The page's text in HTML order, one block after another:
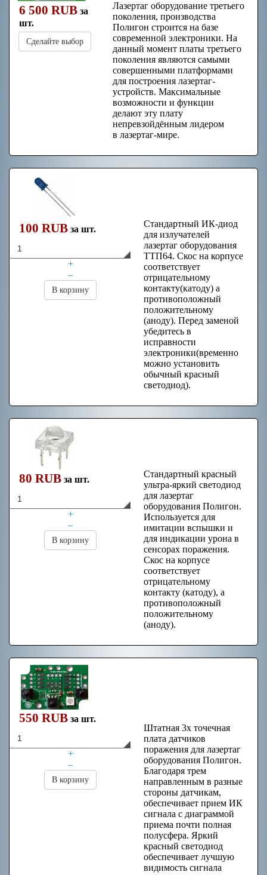
6 500 RUB за
шт.
Сделайте выбор
Лазертаг оборудование третьего
поколения, производства
Полигон строится на базе
современной электроники. На
данный момент платы третьего
поколения являются самыми
совершенными платформами
для построения лазертаг-
устройств. Максимальные
возможности и функции
делают эту плату
непревзойдённым лидером
в лазертаг-мире.
100 RUB за шт.
+
–
В корзину
Стандартный ИК-диод
для излучателей
лазертаг оборудования
ТТП64. Скос на корпусе
соответствует
отрицательному
контакту(катоду) а
противоположный
положительному
(аноду). Перед заменой
убедитесь в
исправности
электроники(временно
можно установить
обычный красный
светодиод).
80 RUB за шт.
+
–
В корзину
Стандартный красный
ультра-яркий светодиод
для лазертаг
оборудования Полигон.
Используется для
имитации вспышки и
для индикации урона в
сенсорах поражения.
Скос на корпусе
соответствует
отрицательному
контакту (катоду), а
противоположный
положительному
(аноду).
550 RUB за шт.
+
–
В корзину
Штатная 3х точечная
плата датчиков
поражения для лазертаг
оборудования Полигон.
Благодаря трем
направленным в разные
стороны датчикам,
обеспечивает прием ИК
сигнала с диаграммой
приема почти полная
полусфера. Яркий
красный светодиод
обеспечивает лучшую
видимость сигнала